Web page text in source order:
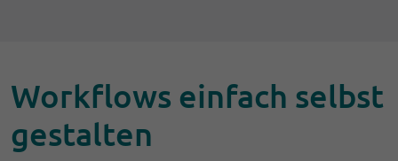
Workflows einfach selbst
gestalten